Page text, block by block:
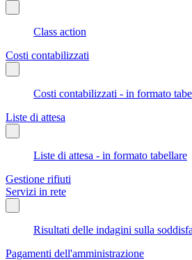
Class action
Costi contabilizzati
Costi contabilizzati - in formato
Liste di attesa
Liste di attesa - in formato tabellare
Gestione rifiuti
Servizi in rete
Risultati delle indagini sulla
Pagamenti dell'amministrazione